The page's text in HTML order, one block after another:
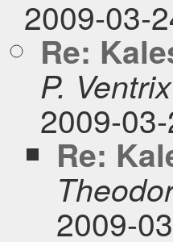
2009-03-
Re:
P. Ventrix
2009-
Re:
2009-